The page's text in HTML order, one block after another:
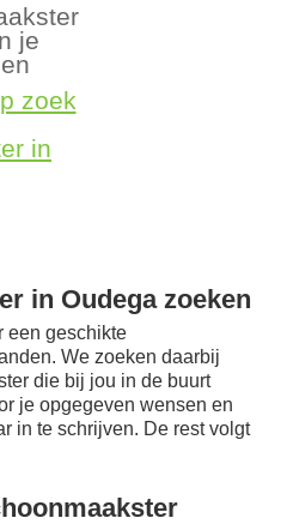
je
zoek
in
in Oudega zoeken
een geschikte
We zoeken daarbij
die bij jou in de buurt
je opgegeven wensen en
in te schrijven. De rest volgt